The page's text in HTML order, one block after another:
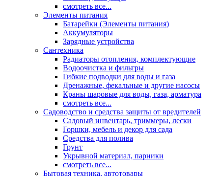
смотреть все...
Элементы питания
Батарейки (Элементы питания)
Аккумуляторы
Зарядные устройства
Сантехника
Радиаторы отопления, комплектующие
Водоочистка и фильтры
Гибкие подводки для воды и газа
Дренажные, фекальные и другие насосы
Краны шаровые для воды, газа, арматура
смотреть все...
Садоводство и средства защиты от вредителей
Садовый инвентарь, триммеры, лески
Горшки, мебель и декор для сада
Средства для полива
Грунт
Укрывной материал, парники
смотреть все...
Бытовая техника, автотовары